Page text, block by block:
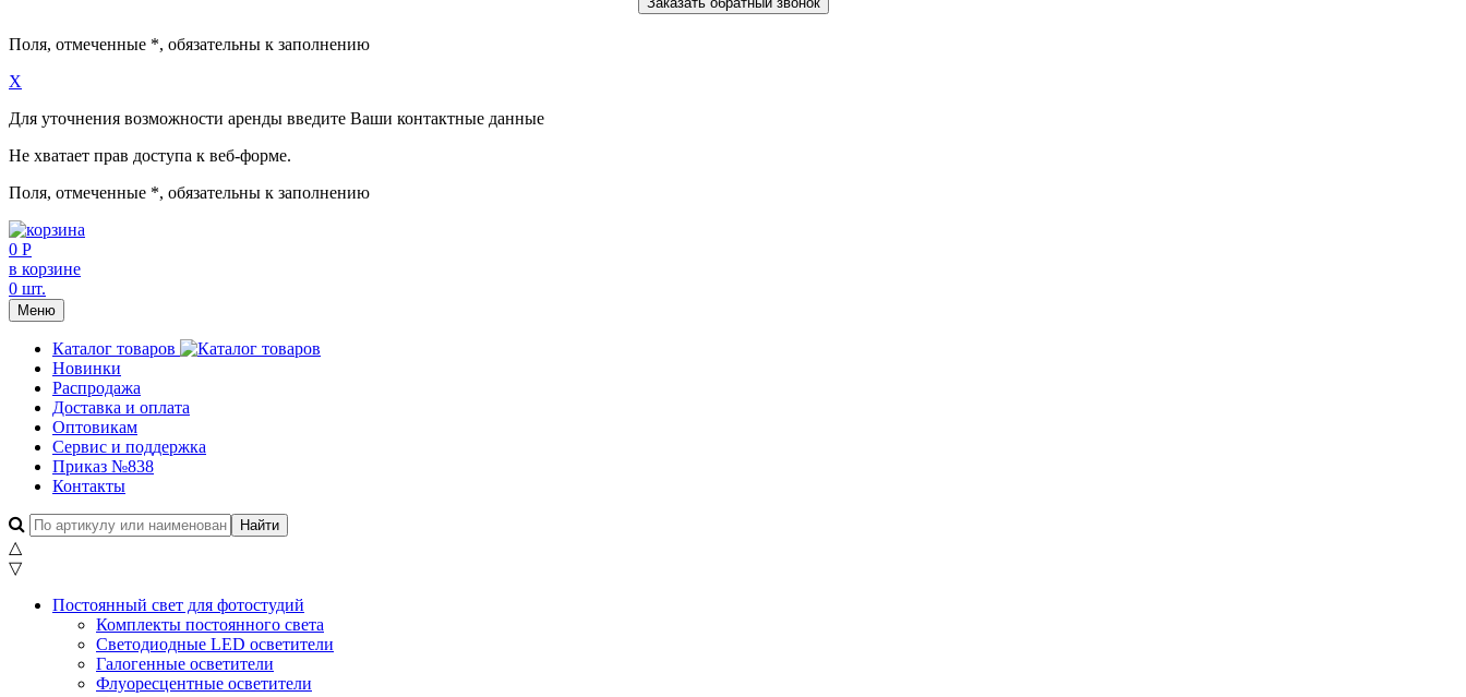
Поля, отмеченные *, обязательны к заполнению
X
Для уточнения возможности аренды введите Ваши контактные данные
Не хватает прав доступа к веб-форме.
Поля, отмеченные *, обязательны к заполнению
0 Р
в корзине
0 шт.
Меню
Каталог товаров
Новинки
Распродажа
Доставка и оплата
Оптовикам
Сервис и поддержка
Приказ №838
Контакты
△
▽
Постоянный свет для фотостудий
Комплекты постоянного света
Светодиодные LED осветители
Галогенные осветители
Флуоресцентные осветители